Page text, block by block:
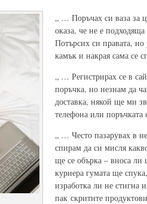
„ … Поръчах си ваза за
оказа, че не е подходяща
Потърсих си правата, но
камък и накрая сама се
„ … Регистрирах се в
поръчка, но незнам да
доставка, някой ще ми
телефона или
„ … Често пазарувах в
спирам да си мисля
ще се обърка – вноса ли
куриера гумата ще
изработка ли не стигна
пак скритите